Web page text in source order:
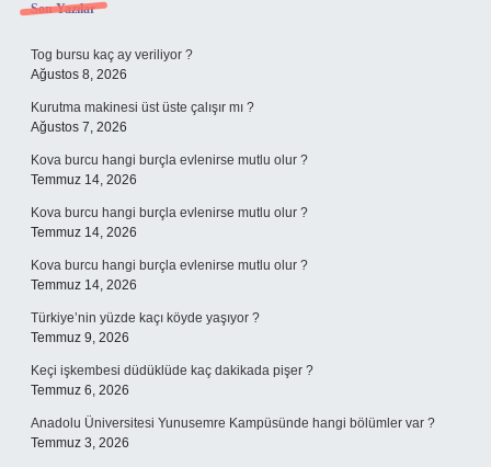
Sidebar
Son Yazılar
Tog bursu kaç ay veriliyor ?
Ağustos 8, 2026
Kurutma makinesi üst üste çalışır mı ?
Ağustos 7, 2026
Kova burcu hangi burçla evlenirse mutlu olur ?
Temmuz 14, 2026
Kova burcu hangi burçla evlenirse mutlu olur ?
Temmuz 14, 2026
Kova burcu hangi burçla evlenirse mutlu olur ?
Temmuz 14, 2026
Türkiye’nin yüzde kaçı köyde yaşıyor ?
Temmuz 9, 2026
Keçi işkembesi düdüklüde kaç dakikada pişer ?
Temmuz 6, 2026
Anadolu Üniversitesi Yunusemre Kampüsünde hangi bölümler var ?
Temmuz 3, 2026